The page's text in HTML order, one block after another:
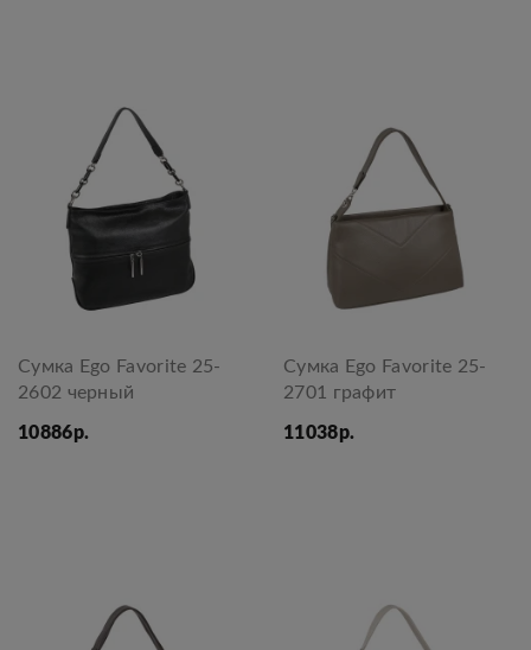
Сумка Ego Favorite 25-
2602 черный
10886р.
Сумка Ego Favorite 25-
2701 графит
11038р.